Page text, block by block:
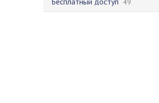
49